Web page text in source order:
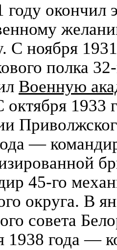
году окончил
С ноября
полка
Военную
октября
—
45-го
округа. В
совета
1938 года —